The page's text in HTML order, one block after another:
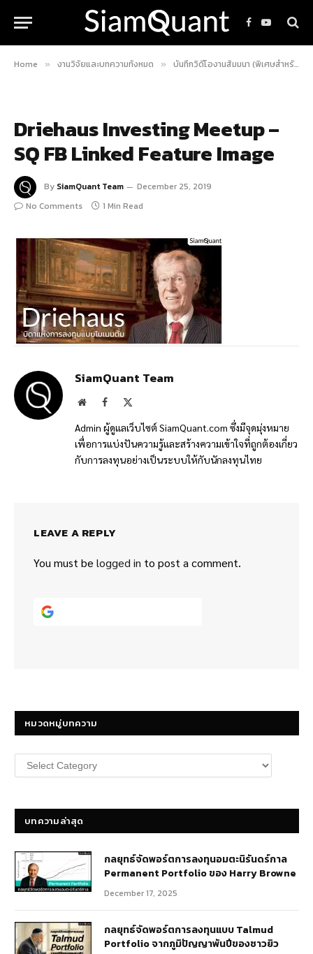
Facebook
YouTube
Home » งานวิจัยและบทความทั้งหมด » บันทึกวิดีโองานสัมมนา (พิเศษสำหรับสมาชิก)
Driehaus Investing Meetup –
SQ FB Linked Feature Image
By SiamQuant Team
December 25, 2019
No Comments
1 Min Read
SiamQuant Team
WebsiteFacebook
Admin ผู้ดูแลเว็บไซต์ SiamQuant.com ซึ่งมีจุดมุ่งหมาย
เพื่อการแบ่งปันความรู้และสร้างความเข้าใจที่ถูกต้องเกี่ยว
กับการลงทุนอย่างเป็นระบบให้กับนักลงทุนไทย
LEAVE A REPLY
You must be logged in to post a comment.
หมวดหมู่บทความ
หมวด
หมู่
บทความล่าสุด
กลยุทธ์​จัดพอร์ตการลงทุนอมตะนิรันดร์กาล
Permanent Portfolio ของ Harry Browne
December 17, 2025
กลยุทธ์จัดพอร์ตการลงทุนแบบ Talmud
Portfolio จากภูมิปัญญาพันปีของชาวยิว